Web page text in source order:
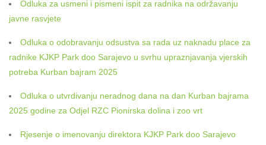
Odluka za usmeni i pismeni ispit za radnika na održavanju
javne rasvjete
Odluka o odobravanju odsustva sa rada uz naknadu place za
radnike KJKP Park doo Sarajevo u svrhu upraznjavanja vjerskih
potreba Kurban bajram 2025
Odluka o utvrdivanju neradnog dana na dan Kurban bajrama
2025 godine za Odjel RZC Pionirska dolina i zoo vrt
Rjesenje o imenovanju direktora KJKP Park doo Sarajevo